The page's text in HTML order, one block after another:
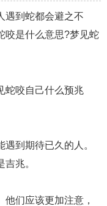
射手座男生
处女座男生
影 双子座男生
姻问题
到蛇都会避之不
咬是什么意思?梦见蛇
到期待已久的人。
兆。
们应该更加注意，